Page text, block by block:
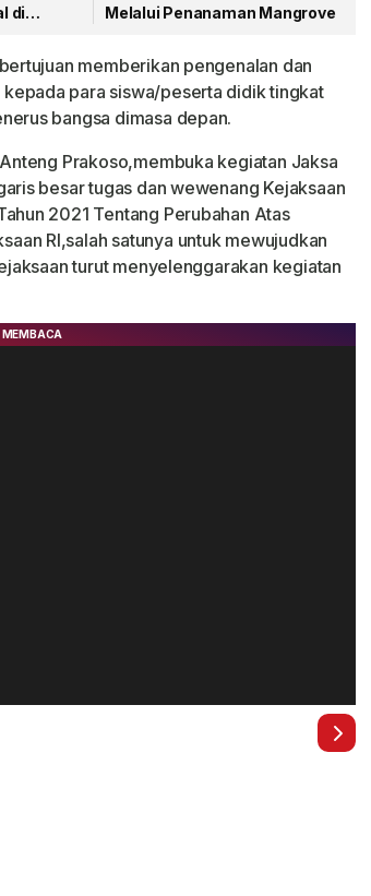
di
Melalui Penanaman Mangrove
memberikan pengenalan dan
para siswa/peserta didik tingkat
bangsa dimasa depan.
Prakoso,membuka kegiatan Jaksa
besar tugas dan wewenang Kejaksaan
2021 Tentang Perubahan Atas
RI,salah satunya untuk mewujudkan
turut menyelenggarakan kegiatan